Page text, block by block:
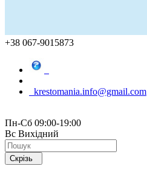
+38 067-9015873
krestomania.info@gmail.com
Пн-Сб 09:00-19:00
Вс Вихідний
Скрізь